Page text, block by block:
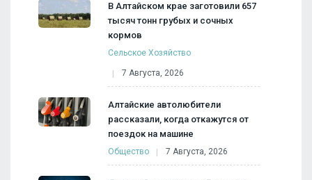
В Алтайском крае заготовили 657
тысяч тонн грубых и сочных
кормов
Сельское Хозяйство
7 Августа, 2026
Алтайские автолюбители
рассказали, когда откажутся от
поездок на машине
Общество 7 Августа, 2026